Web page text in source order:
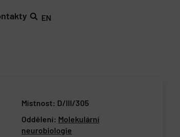
EN
Místnost: D/III/305
Oddělení: Molekulární
neurobiologie